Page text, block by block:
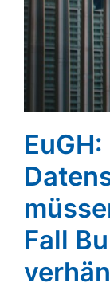
EuGH:
Fall